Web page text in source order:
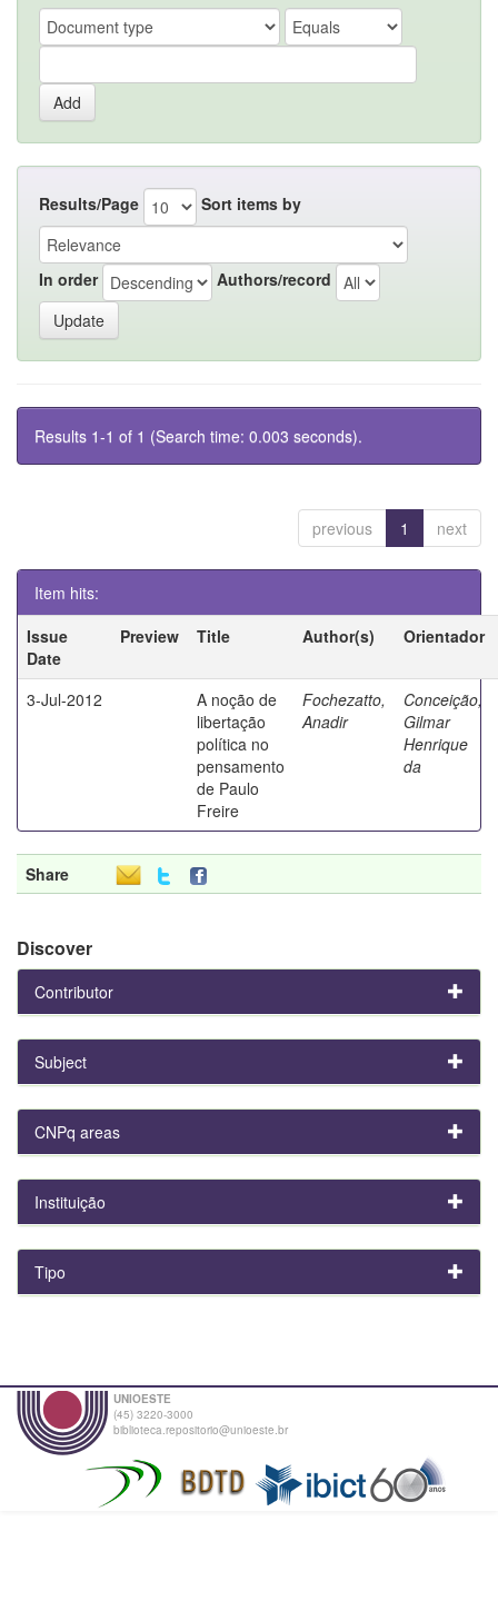
Results/Page Sort items by
In order Authors/record
Results 1-1 of 1 (Search time: 0.003 seconds).
previous 1 next
Item hits:
Issue
Date
Preview Title Author(s) Orientador
3-Jul-2012
A noção de
libertação
política no
pensamento
de Paulo
Freire
Fochezatto,
Anadir
Conceição,
Gilmar
Henrique
da
Share
Discover
Contributor
Subject
CNPq areas
Instituição
Tipo
UNIOESTE
(45) 3220-3000
biblioteca.repositorio@unioeste.br